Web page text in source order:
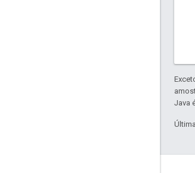
Java